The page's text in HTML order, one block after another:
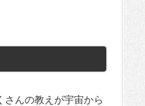
さんの教えが宇宙から